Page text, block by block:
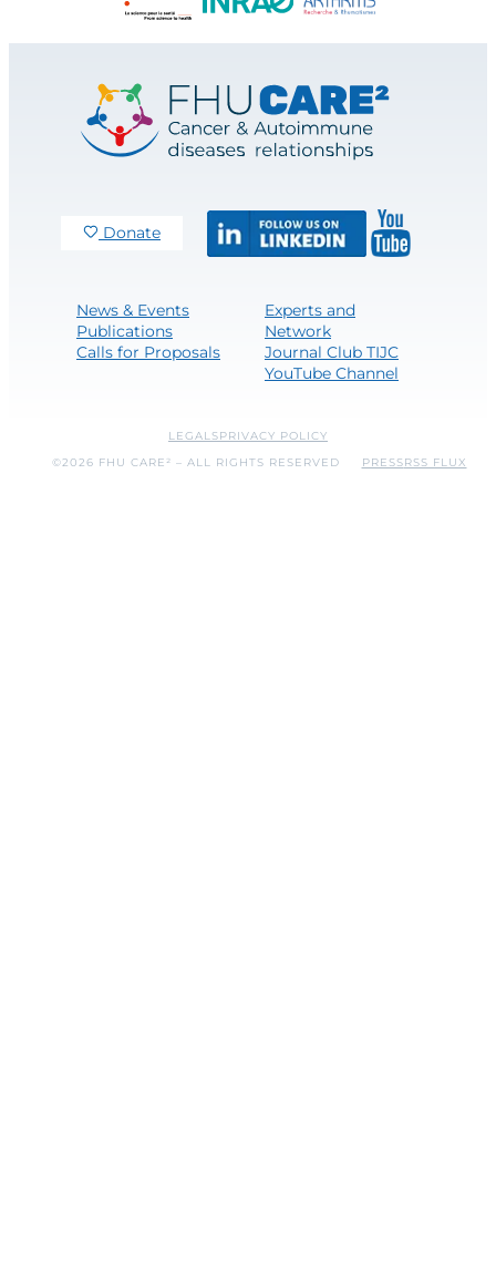
Donate
News & Events
Publications
Calls for Proposals
Experts and
Network
Journal Club TIJC
YouTube Channel
LEGALSPRIVACY POLICY
©2026 FHU CARE² – ALL RIGHTS RESERVED
PRESSRSS FLUX